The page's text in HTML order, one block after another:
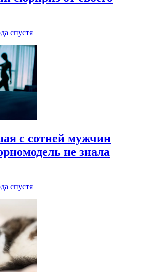
спустя
с сотней мужчин
не знала
спустя